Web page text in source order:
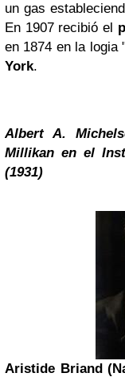
un gas
En 1907 recibió el
en 1874 en la logia
York.
Albert A.
Millikan en el
(1931)
Aristide Briand